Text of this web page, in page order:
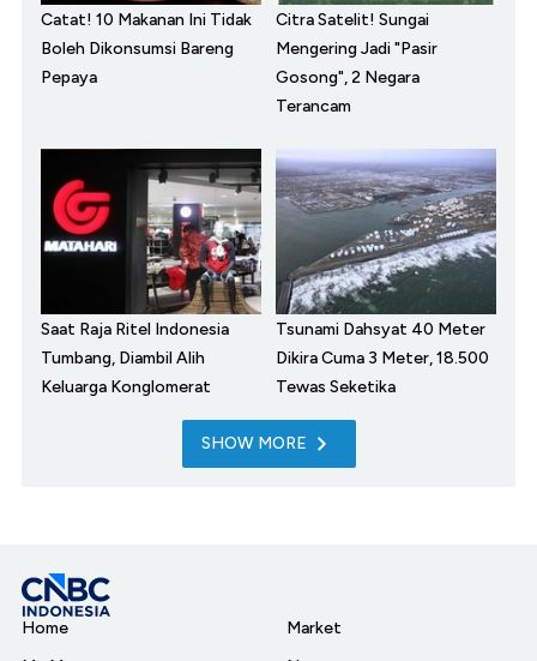
Catat! 10 Makanan Ini Tidak
Boleh Dikonsumsi Bareng
Pepaya
Citra Satelit! Sungai
Mengering Jadi "Pasir
Gosong", 2 Negara
Terancam
Saat Raja Ritel Indonesia
Tumbang, Diambil Alih
Keluarga Konglomerat
Tsunami Dahsyat 40 Meter
Dikira Cuma 3 Meter, 18.500
Tewas Seketika
SHOW MORE
Home
Market